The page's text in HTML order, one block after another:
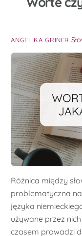
ANGELIKA GRINER
Różnica między
problematyczna
języka
używane przez
czasem prowadzi